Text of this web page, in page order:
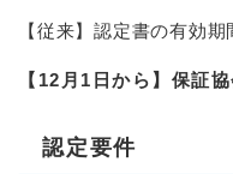
【従来】認定書の有効期
【12月1日から】保証
認定要件